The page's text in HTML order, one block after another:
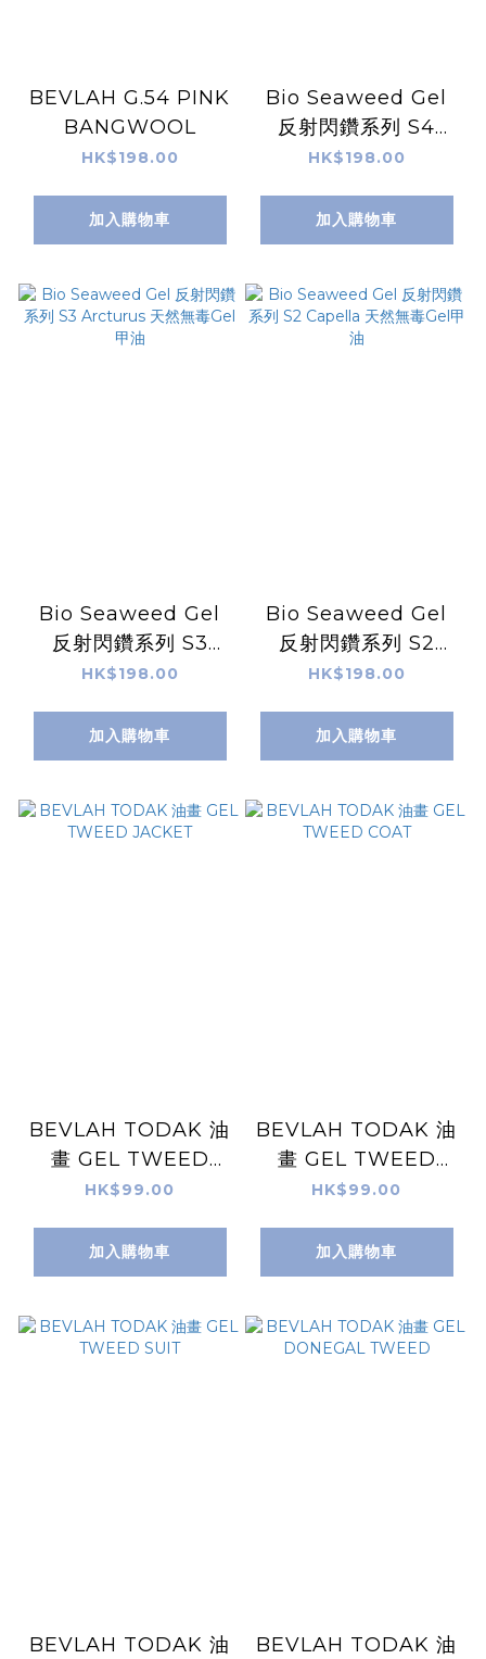
BEVLAH G.54 PINK
BANGWOOL
HK$198.00
加入購物車
Bio Seaweed Gel
反射閃鑽系列 S4
Vega 天然無毒Gel甲
HK$198.00
加入購物車
Bio Seaweed Gel
反射閃鑽系列 S3
Arcturus 天然無毒
HK$198.00
加入購物車
Bio Seaweed Gel
反射閃鑽系列 S2
Capella 天然無毒Gel
HK$198.00
加入購物車
BEVLAH TODAK 油
畫 GEL TWEED
JACKET
HK$99.00
加入購物車
BEVLAH TODAK 油
畫 GEL TWEED
COAT
HK$99.00
加入購物車
BEVLAH TODAK 油
BEVLAH TODAK 油